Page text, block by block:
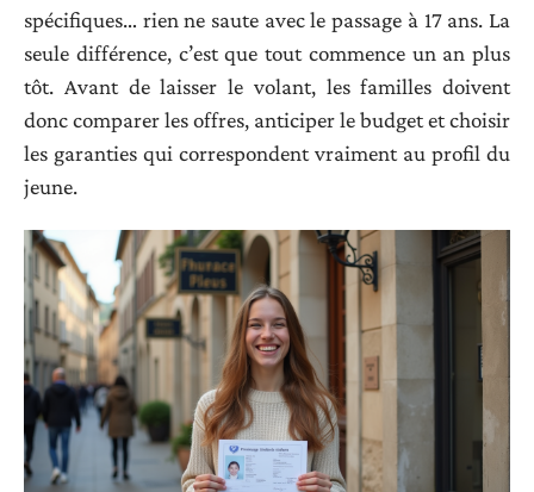
spécifiques… rien ne saute avec le passage à 17 ans. La
seule différence, c’est que tout commence un an plus
tôt. Avant de laisser le volant, les familles doivent
donc comparer les offres, anticiper le budget et choisir
les garanties qui correspondent vraiment au profil du
jeune.